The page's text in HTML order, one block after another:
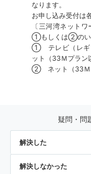
なります。
お申し込み受付は
〔三河湾ネット
①もしくは②のい
① テレビ（レギ
ット（33Ｍプラン
② ネット（33Ｍ
疑問・問
解決した
解決しなかった